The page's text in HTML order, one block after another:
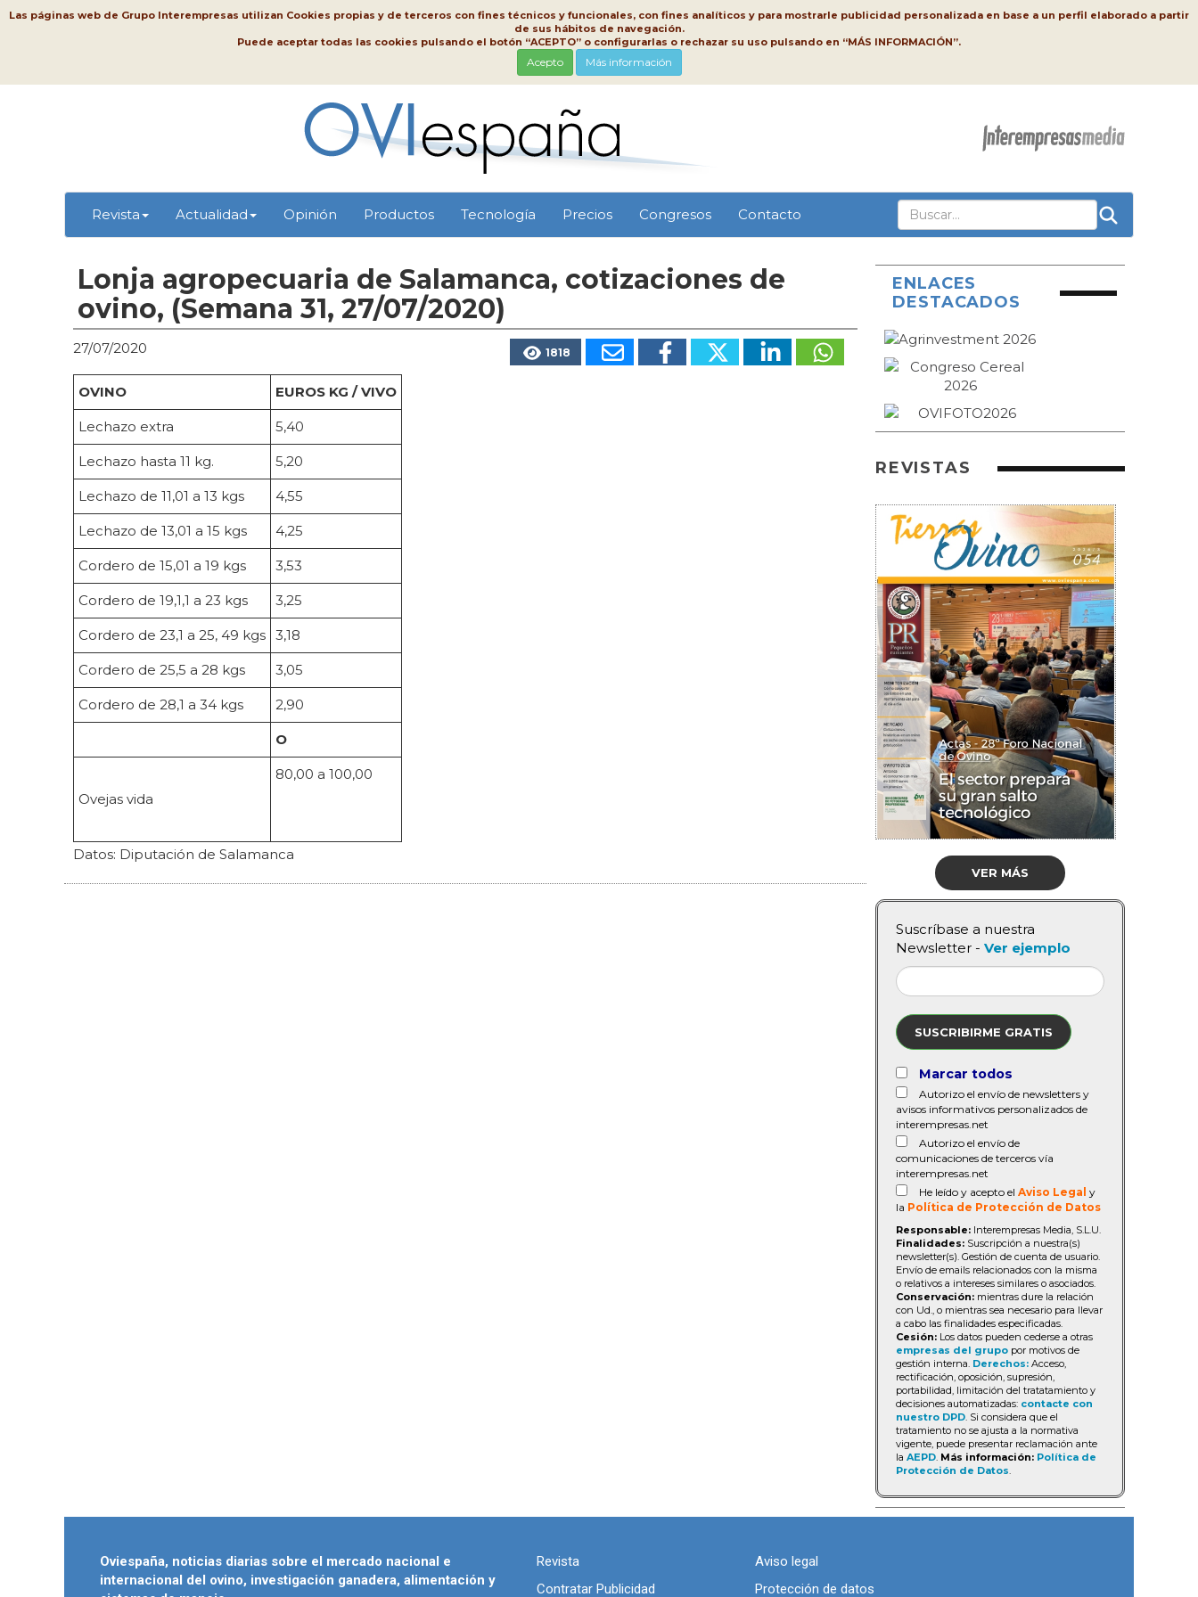
Las páginas web de Grupo Interempresas utilizan Cookies propias y de terceros con fines técnicos y funcionales, con fines analíticos y para mostrarle publicidad personalizada en base a un perfil elaborado a partir
de sus hábitos de navegación.
Puede aceptar todas las cookies pulsando el botón “ACEPTO” o configurarlas o rechazar su uso pulsando en “MÁS INFORMACIÓN”.
Acepto Más información
Revista Actualidad Opinión Productos Tecnología Precios Congresos Contacto
Lonja agropecuaria de Salamanca, cotizaciones de
ovino, (Semana 31, 27/07/2020)
27/07/2020 1818
OVINO EUROS KG / VIVO
Lechazo extra 5,40
Lechazo hasta 11 kg. 5,20
Lechazo de 11,01 a 13 kgs 4,55
Lechazo de 13,01 a 15 kgs 4,25
Cordero de 15,01 a 19 kgs 3,53
Cordero de 19,1,1 a 23 kgs 3,25
Cordero de 23,1 a 25, 49 kgs 3,18
Cordero de 25,5 a 28 kgs 3,05
Cordero de 28,1 a 34 kgs 2,90
O
Ovejas vida
80,00 a 100,00
Datos: Diputación de Salamanca
ENLACES
DESTACADOS
REVISTAS
VER MÁS
Suscríbase a nuestra
Newsletter - Ver ejemplo
SUSCRIBIRME GRATIS
Marcar todos
Autorizo el envío de newsletters y
avisos informativos personalizados de
interempresas.net
Autorizo el envío de
comunicaciones de terceros vía
interempresas.net
He leído y acepto el Aviso Legal y
la Política de Protección de Datos
Responsable: Interempresas Media, S.L.U.
Finalidades: Suscripción a nuestra(s)
newsletter(s). Gestión de cuenta de usuario.
Envío de emails relacionados con la misma
o relativos a intereses similares o asociados.
Conservación: mientras dure la relación
con Ud., o mientras sea necesario para llevar
a cabo las finalidades especificadas.
Cesión: Los datos pueden cederse a otras
empresas del grupo por motivos de
gestión interna. Derechos: Acceso,
rectificación, oposición, supresión,
portabilidad, limitación del tratatamiento y
decisiones automatizadas: contacte con
nuestro DPD. Si considera que el
tratamiento no se ajusta a la normativa
vigente, puede presentar reclamación ante
la AEPD. Más información: Política de
Protección de Datos.
Oviespaña, noticias diarias sobre el mercado nacional e
internacional del ovino, investigación ganadera, alimentación y
Revista
Contratar Publicidad
Aviso legal
Protección de datos